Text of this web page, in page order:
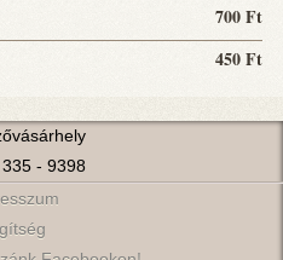
700 Ft
450 Ft
- 9398